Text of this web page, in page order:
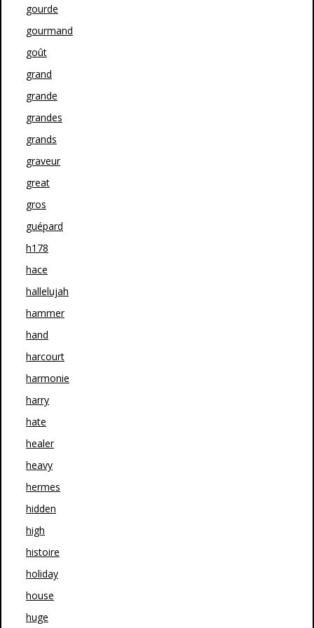
gourde
gourmand
goût
grand
grande
grandes
grands
graveur
great
gros
guépard
h178
hace
hallelujah
hammer
hand
harcourt
harmonie
harry
hate
healer
heavy
hermes
hidden
high
histoire
holiday
house
huge